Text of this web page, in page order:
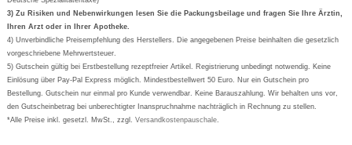
Formoline
Wick
Eucerin
Basica
3) Zu Risiken und Nebenwirkungen lesen Sie die Packungsbeilage und fragen Sie Ihre Ärztin,
Ihren Arzt oder in Ihrer Apotheke.
4) Unverbindliche Preisempfehlung des Herstellers. Die angegebenen Preise beinhalten die gesetzlich
vorgeschriebene Mehrwertsteuer.
5) Gutschein gültig bei Erstbestellung rezeptfreier Artikel. Registrierung unbedingt notwendig. Keine
Einlösung über Pay-Pal Express möglich. Mindestbestellwert 50 Euro. Nur ein Gutschein pro
Bestellung. Gutschein nur einmal pro Kunde verwendbar. Keine Barauszahlung. Wir behalten uns vor,
den Gutscheinbetrag bei unberechtigter Inanspruchnahme nachträglich in Rechnung zu stellen.
*Alle Preise inkl. gesetzl. MwSt., zzgl.Versandkostenpauschale